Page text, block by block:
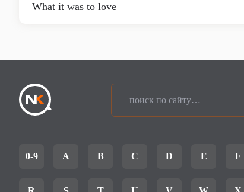
What it was to love
0-9 A B C D E F